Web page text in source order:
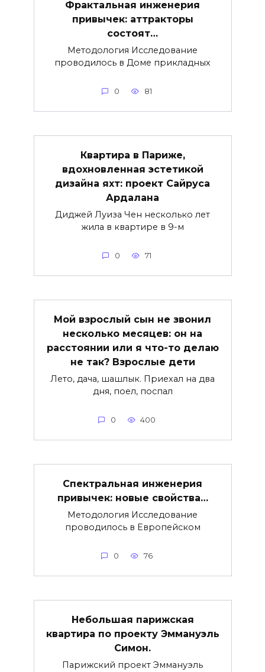
Фрактальная инженерия
привычек: аттракторы
состоят…
Методология Исследование
проводилось в Доме прикладных
0 81
Квартира в Париже,
вдохновленная эстетикой
дизайна яхт: проект Сайруса
Ардалана
Диджей Луиза Чен несколько лет
жила в квартире в 9-м
0 71
Мой взрослый сын не звонил
несколько месяцев: он на
расстоянии или я что-то делаю
не так? Взрослые дети
Лето, дача, шашлык. Приехал на два
дня, поел, поспал
0 400
Спектральная инженерия
привычек: новые свойства…
Методология Исследование
проводилось в Европейском
0 76
Небольшая парижская
квартира по проекту Эммануэль
Симон.
Парижский проект Эммануэль